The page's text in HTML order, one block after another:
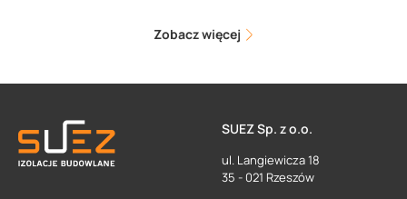
Zobacz więcej
SUEZ Sp. z o.o.
ul. Langiewicza 18
35 - 021 Rzeszów